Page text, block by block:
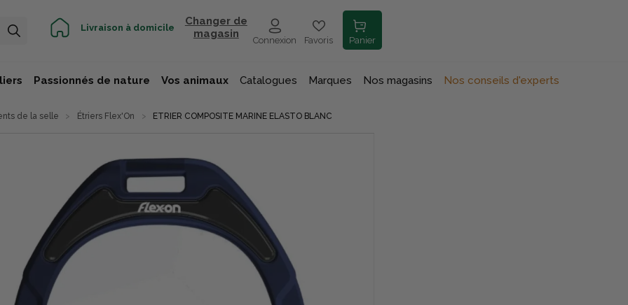
Livraison à domicile
Changer de
magasin
Connexion Favoris Panier
Passionnés de nature Vos animaux Catalogues Marques Nos magasins Nos conseils d'experts
de la selle Étriers Flex'On ETRIER COMPOSITE MARINE ELASTO BLANC